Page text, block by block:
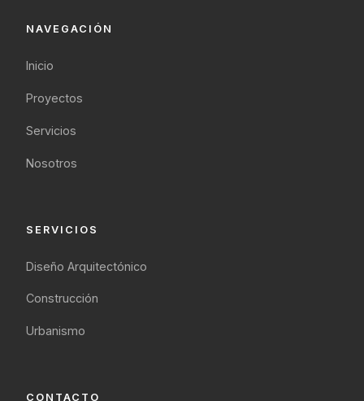
NAVEGACIÓN
Inicio
Proyectos
Servicios
Nosotros
SERVICIOS
Diseño Arquitectónico
Construcción
Urbanismo
CONTACTO